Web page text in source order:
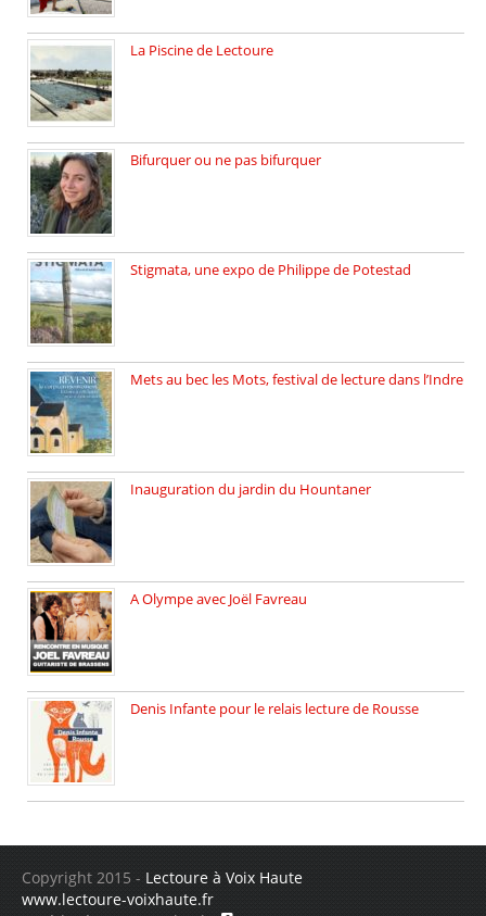
La Piscine de Lectoure
Bifurquer ou ne pas bifurquer
Stigmata, une expo de Philippe de Potestad
Mets au bec les Mots, festival de lecture dans l’Indre
Inauguration du jardin du Hountaner
A Olympe avec Joël Favreau
Denis Infante pour le relais lecture de Rousse
Copyright 2015 - Lectoure à Voix Haute
www.lectoure-voixhaute.fr